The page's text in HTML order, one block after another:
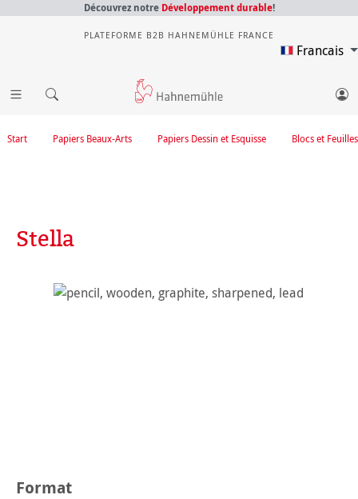
Découvrez notre Développement durable!
PLATEFORME B2B HAHNEMÜHLE FRANCE
Francais
Blocs et Feuilles
Papiers Dessin et Esquisse
Papiers Beaux-Arts
Start
Stella
Ignorer la galerie d'images
Sélectionnez
Format